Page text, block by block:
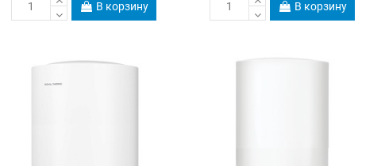
В корзину В корзину